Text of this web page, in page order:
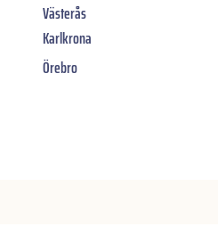
Västerås
Karlkrona
Örebro